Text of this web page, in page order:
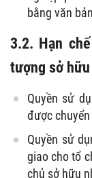
bằng văn
3.2. Hạn
tượng sở
Quyền sử
được
Quyền sử
giao cho tổ
chủ sở hữu